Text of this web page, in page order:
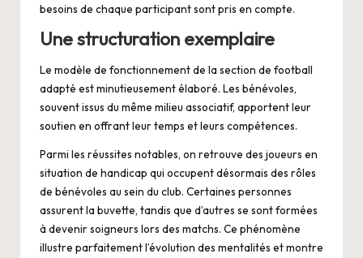
besoins de chaque participant sont pris en compte.
Une structuration exemplaire
Le modèle de fonctionnement de la section de football
adapté est minutieusement élaboré. Les bénévoles,
souvent issus du même milieu associatif, apportent leur
soutien en offrant leur temps et leurs compétences.
Parmi les réussites notables, on retrouve des joueurs en
situation de handicap qui occupent désormais des rôles
de bénévoles au sein du club. Certaines personnes
assurent la buvette, tandis que d’autres se sont formées
à devenir soigneurs lors des matchs. Ce phénomène
illustre parfaitement l’évolution des mentalités et montre